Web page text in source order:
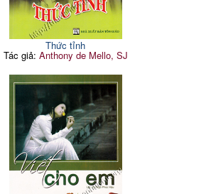
Thức tỉnh
Tác giả: Anthony de Mello, SJ